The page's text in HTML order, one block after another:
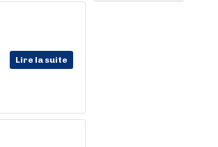
Lire la suite